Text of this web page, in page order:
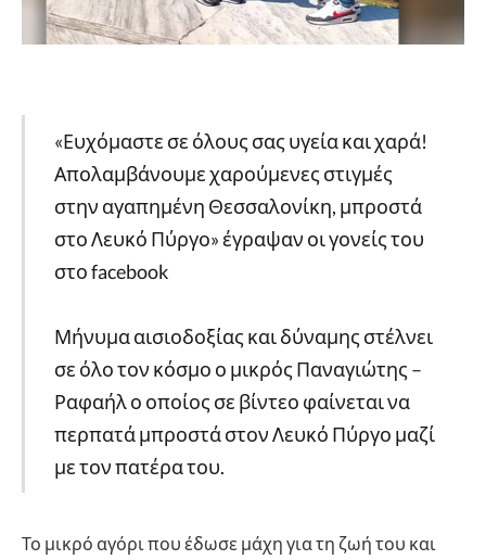
«Ευχόμαστε σε όλους σας υγεία και χαρά!
Απολαμβάνουμε χαρούμενες στιγμές
στην αγαπημένη Θεσσαλονίκη, μπροστά
στο Λευκό Πύργο» έγραψαν οι γονείς του
στο facebook
Μήνυμα αισιοδοξίας και δύναμης στέλνει
σε όλο τον κόσμο ο μικρός Παναγιώτης –
Ραφαήλ ο οποίος σε βίντεο φαίνεται να
περπατά μπροστά στον Λευκό Πύργο μαζί
με τον πατέρα του.
Το μικρό αγόρι που έδωσε μάχη για τη ζωή του και